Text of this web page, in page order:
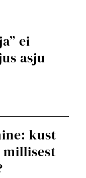
ei
asju
kust
millisest